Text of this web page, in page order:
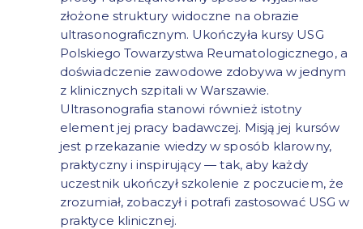
złożone struktury widoczne na obrazie
ultrasonograficznym. Ukończyła kursy USG
Polskiego Towarzystwa Reumatologicznego, a
doświadczenie zawodowe zdobywa w jednym
z klinicznych szpitali w Warszawie.
Ultrasonografia stanowi również istotny
element jej pracy badawczej. Misją jej kursów
jest przekazanie wiedzy w sposób klarowny,
praktyczny i inspirujący — tak, aby każdy
uczestnik ukończył szkolenie z poczuciem, że
zrozumiał, zobaczył i potrafi zastosować USG w
praktyce klinicznej.